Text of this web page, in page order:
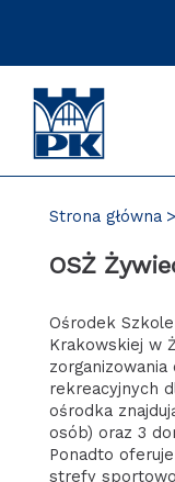
Strona główna
OSŻ
Ośrodek
Krakowskiej w
rekreacyjnych
ośrodka
osób) oraz 3
Ponadto
strefy